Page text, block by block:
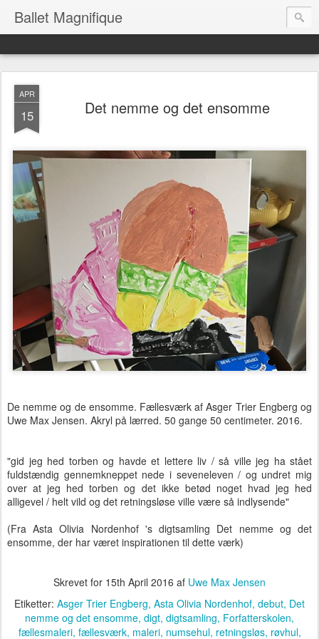
Ballet Magnifique
APR
15 Det nemme og det ensomme
De nemme og de ensomme. Fællesværk af Asger Trier Engberg og
Uwe Max Jensen. Akryl på lærred. 50 gange 50 centimeter. 2016.
"gid jeg hed torben og havde et lettere liv / så ville jeg ha stået
fuldstændig gennemkneppet nede i seveneleven / og undret mig
over at jeg hed torben og det ikke betød noget hvad jeg hed
alligevel / helt vild og det retningsløse ville være så indlysende"
(Fra Asta Olivia Nordenhof 's digtsamling Det nemme og det
ensomme, der har været inspirationen til dette værk)
Skrevet for 15th April 2016 af Uwe Max Jensen
Etiketter: Asger Trier Engberg Asta Olivia Nordenhof debut Det
nemme og det ensomme digt digtsamling Forfatterskolen
fællesmaleri fællesværk maleri numsehul retningsløs røvhul